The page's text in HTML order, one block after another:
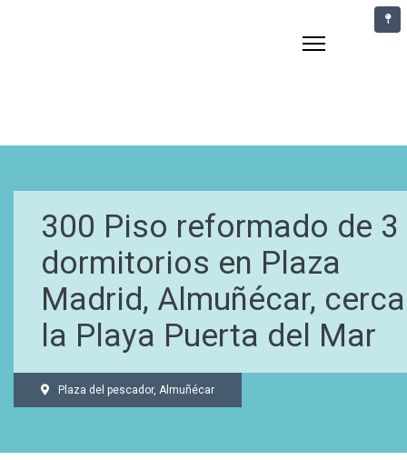
300 Piso reformado de 3
dormitorios en Plaza
Madrid, Almuñécar,
la Playa Puerta del Mar
Plaza del pescador, Almuñécar